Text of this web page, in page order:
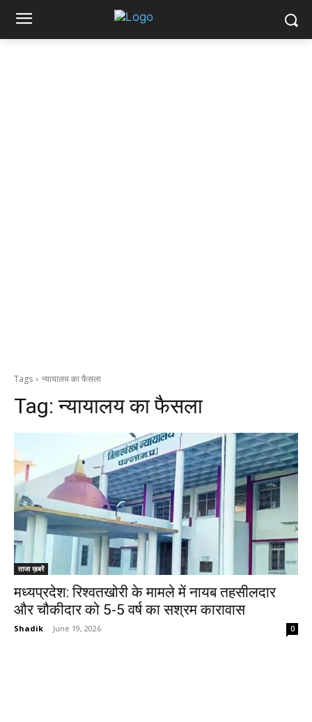
Tags न्यायालय का फैसला
Tag:न्यायालय का फैसला
ताजा ख़बरें
मध्यप्रदेश: रिश्वतखोरी के मामले में नायब तहसीलदार
और चौकीदार को 5-5 वर्ष का सश्रम कारावास
Shadik - June 19, 2026 0